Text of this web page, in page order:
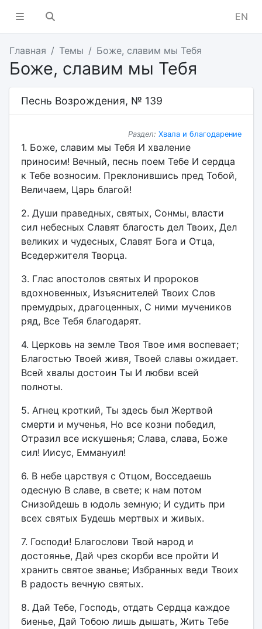
EN
Главная Темы Боже, славим мы Тебя
Боже, славим мы Тебя
Песнь Возрождения, № 139
Раздел: Хвала и благодарение
1. Боже, славим мы Тебя И хваление
приносим! Вечный, песнь поем Тебе И сердца
к Тебе возносим. Преклонившись пред Тобой,
Величаем, Царь благой!
2. Души праведных, святых, Сонмы, власти
сил небесных Славят благость дел Твоих, Дел
великих и чудесных, Славят Бога и Отца,
Вседержителя Творца.
3. Глас апостолов святых И пророков
вдохновенных, Изъяснителей Твоих Слов
премудрых, драгоценных, С ними мучеников
ряд, Все Тебя благодарят.
4. Церковь на земле Твоя Твое имя воспевает;
Благостью Твоей живя, Твоей славы ожидает.
Всей хвалы достоин Ты И любви всей
полноты.
5. Агнец кроткий, Ты здесь был Жертвой
смерти и мученья, Но все козни победил,
Отразил все искушенья; Слава, слава, Боже
сил! Иисус, Еммануил!
6. В небе царствуя с Отцом, Восседаешь
одесную В славе, в свете; к нам потом
Снизойдешь в юдоль земную; И судить при
всех святых Будешь мертвых и живых.
7. Господи! Благослови Твой народ и
достоянье, Дай чрез скорби все пройти И
хранить святое званье; Избранных веди Твоих
В радость вечную святых.
8. Дай Тебе, Господь, отдать Сердца каждое
биенье, Дай Тобою лишь дышать, Жить Тебе